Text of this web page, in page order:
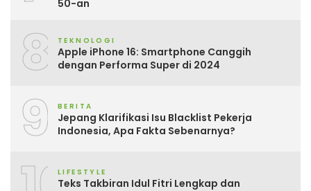
50-an
8 TEKNOLOGI
Apple iPhone 16: Smartphone Canggih
dengan Performa Super di 2024
9 BERITA
Jepang Klarifikasi Isu Blacklist Pekerja
Indonesia, Apa Fakta Sebenarnya?
LIFESTYLE
Teks Takbiran Idul Fitri Lengkap dan